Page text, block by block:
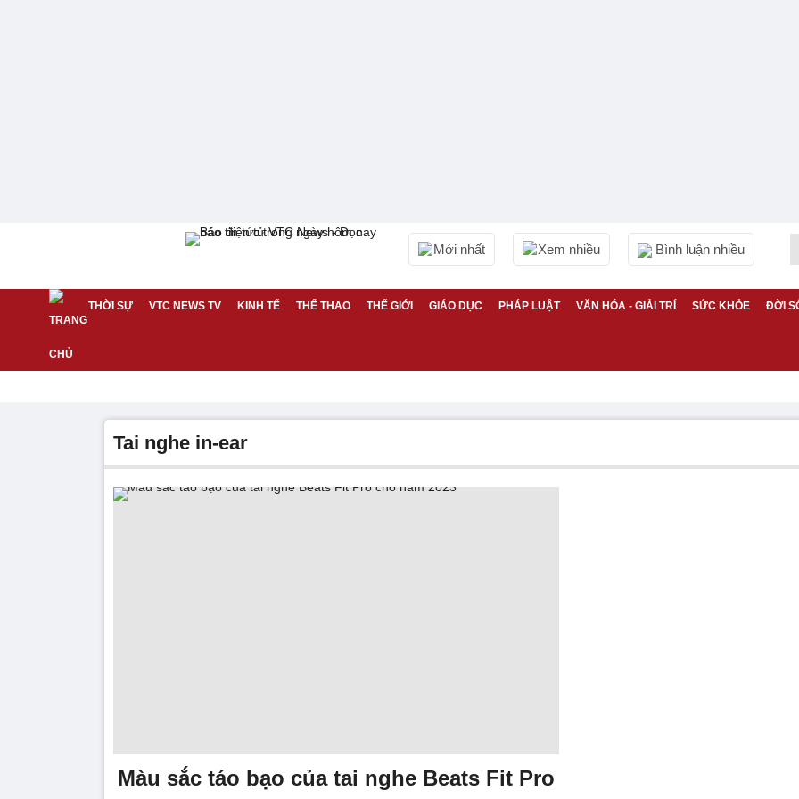
Mới nhất Xem nhiều Bình luận nhiều
THỜI SỰ VTC NEWS TV KINH TẾ THỂ THAO THẾ GIỚI GIÁO DỤC PHÁP LUẬT VĂN HÓA - GIẢI TRÍ SỨC KHỎE ĐỜI
tai nghe in-ear
Màu sắc táo bạo của tai nghe Beats Fit Pro